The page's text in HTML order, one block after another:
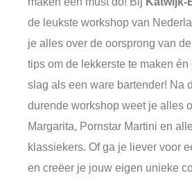
de leukste workshop van
je alles over de oorsprong van
tips om de lekkerste te maken
slag als een ware bartender! Na
durende workshop weet je alles
Margarita, Pornstar Martini en
klassiekers. Of ga je liever voor
en creëer je jouw eigen unieke